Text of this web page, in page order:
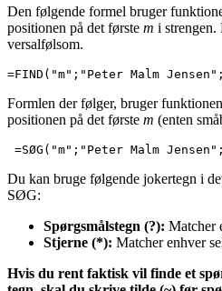
Den følgende formel bruger
positionen på det første m i
versalfølsom.
=FIND("m";"Peter Malm
Formlen der følger, bruger
positionen på det første m (enten
=SØG("m";"Peter Malm
Du kan bruge følgende jokertegn i
SØG:
Spørgsmålstegn (?): Matcher
Stjerne (*): Matcher enhver
Hvis du rent faktisk vil finde et